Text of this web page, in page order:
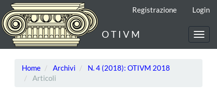
Navigazione
principale
Contenuto
principale
Barra
Registrazione Login
O T I V M
Home Archivi
N. 4 (2018): OTIVM 2018
Articoli